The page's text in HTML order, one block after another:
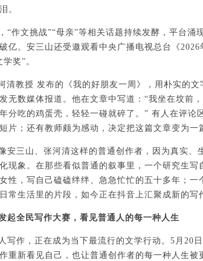
。
“作文挑战”“母亲”等相关话题持续发酵，平台
亿。安三山还受邀观看中央广播电视总台《
奖”。
清教授 发布的《我的好朋友一周》，用朴实的
无数媒体报道。他在文章中写道：“我坐在坟前
分吃的鸡蛋壳，轻轻一碰就碎了。” 有人在评
片；还有教师颇为感动，决定把这篇文章变为一
安三山、张河清这样的普通创作者，因为真实
现象。在那些看似普通的叙事里，一个研究生
性，写自己磕磕绊绊、急急忙忙的五十多年；
常生活里的片段，如今正在抖音上汇聚成新的写
起全民写作大赛，看见普通人的每一种人生
写作，正在成为当下最流行的文学行动。5月20
重新看见自己，也让普通创作者的每一种人生被